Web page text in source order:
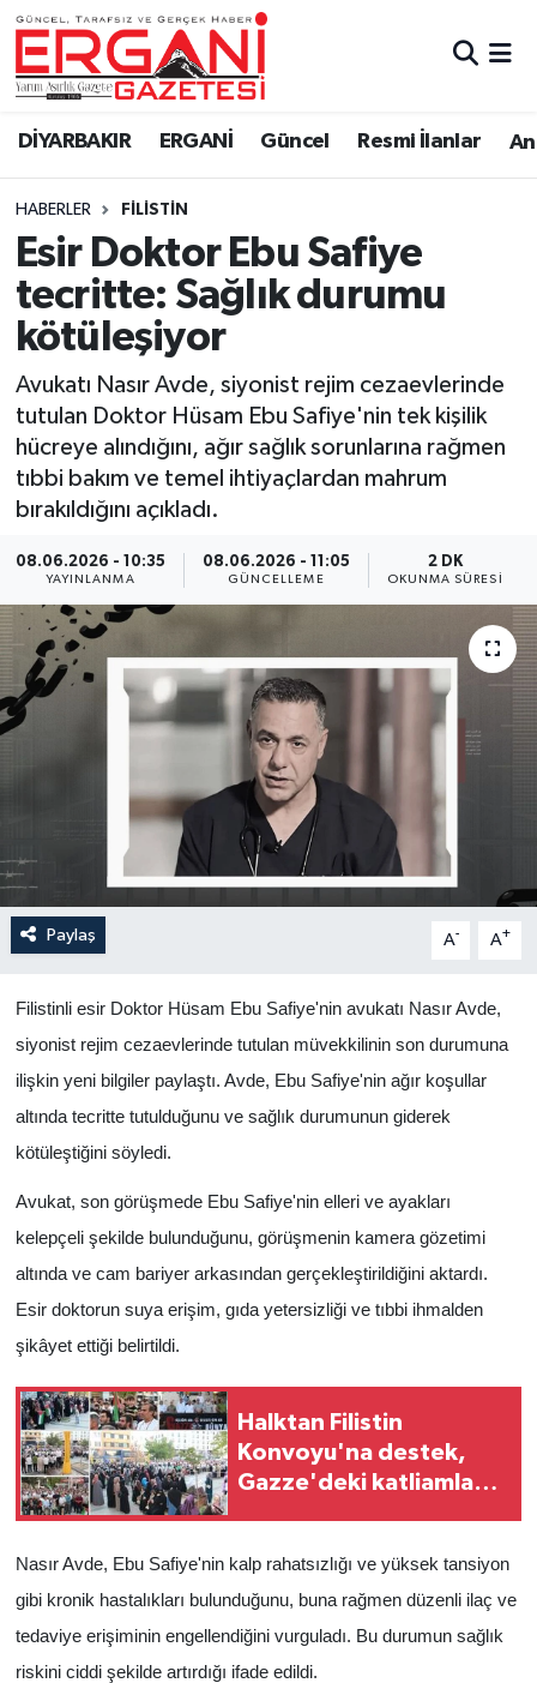
DİYARBAKIR ERGANİ Güncel Resmi İlanlar
HABERLER FILISTIN
Esir Doktor Ebu Safiye
tecritte: Sağlık durumu
kötüleşiyor
Avukatı Nasır Avde, siyonist rejim cezaevlerinde
tutulan Doktor Hüsam Ebu Safiye'nin tek kişilik
hücreye alındığını, ağır sağlık sorunlarına rağmen
tıbbi bakım ve temel ihtiyaçlardan mahrum
bırakıldığını açıkladı.
08.06.2026 - 10:35
YAYINLANMA
08.06.2026 - 11:05
GÜNCELLEME
2 DK
OKUNMA SÜRESI
Paylaş A- A+
Filistinli esir Doktor Hüsam Ebu Safiye'nin avukatı Nasır Avde,
siyonist rejim cezaevlerinde tutulan müvekkilinin son durumuna
ilişkin yeni bilgiler paylaştı. Avde, Ebu Safiye'nin ağır koşullar
altında tecritte tutulduğunu ve sağlık durumunun giderek
kötüleştiğini söyledi.
Avukat, son görüşmede Ebu Safiye'nin elleri ve ayakları
kelepçeli şekilde bulunduğunu, görüşmenin kamera gözetimi
altında ve cam bariyer arkasından gerçekleştirildiğini aktardı.
Esir doktorun suya erişim, gıda yetersizliği ve tıbbi ihmalden
şikâyet ettiği belirtildi.
Halktan Filistin
Konvoyu'na destek,
Gazze'deki katliamlara
Nasır Avde, Ebu Safiye'nin kalp rahatsızlığı ve yüksek tansiyon
gibi kronik hastalıkları bulunduğunu, buna rağmen düzenli ilaç ve
tedaviye erişiminin engellendiğini vurguladı. Bu durumun sağlık
riskini ciddi şekilde artırdığı ifade edildi.
DİYARBAKIR
BİSMİL
BAĞLAR
ERGANİ
Güncel
Eği̇ti̇m
Resmi İlanlar
Sağlık
Si̇yaset
Spor
Yaşam
Anali̇z
Bi̇li̇m & Teknoloji̇
Eği̇ti̇m
Ergani Nöbetçi Eczaneler
Ergani Hava Durumu
Ergani Trafik Yoğunluk Haritası
Süper Lig Puan Durumu ve Fikstür
Tüm Manşetler
Son Dakika Haberleri
Haber Arşivi